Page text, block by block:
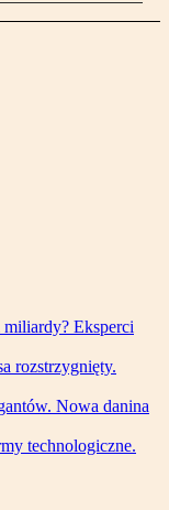
Eksperci
rozstrzygnięty.
Nowa danina
technologiczne.